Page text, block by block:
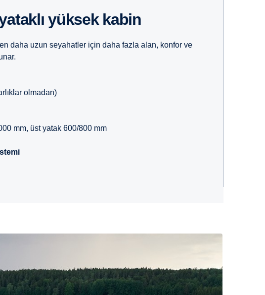
yataklı yüksek kabin
daha uzun seyahatler için daha fazla alan, konfor ve
olmadan)
mm, üst yatak 600/800 mm